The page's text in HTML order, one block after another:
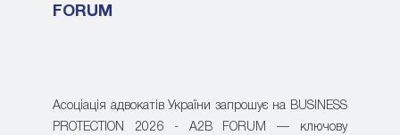
FORUM
Асоціація адвокатів України запрошує на BUSINESS
PROTECTION 2026 - A2B FORUM — ключову